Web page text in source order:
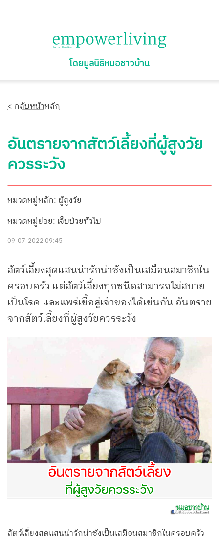
โดยมูลนิธิหมอชาวบ้าน
< กลับหน้าหลัก
อันตรายจากสัตว์เลี้ยงที่ผู้สูงวัย
ควรระวัง
หมวดหมู่หลัก: ผู้สูงวัย
หมวดหมู่ย่อย: เจ็บป่วยทั่วไป
09-07-2022 09:45
สัตว์เลี้ยงสุดแสนน่ารักน่าชังเป็นเสมือนสมาชิกใน
ครอบครัว แต่สัตว์เลี้ยงทุกชนิดสามารถไม่สบาย
เป็นโรค และแพร่เชื้อสู่เจ้าของได้เช่นกัน อันตราย
จากสัตว์เลี้ยงที่ผู้สูงวัยควรระวัง